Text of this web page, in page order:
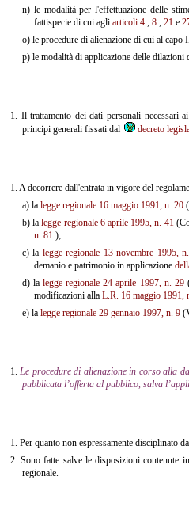
n) le modalità per l'effettuazione delle
fattispecie di cui agli articoli 4 , 8 , 21 e
o) le procedure di alienazione di cui al
p) le modalità di applicazione delle dilazioni
1. Il trattamento dei dati personali necessari
principi generali fissati dal
decreto
1. A decorrere dall'entrata in vigore del
a) la legge regionale 16 maggio 1991, n. 20
b) lalegge regionale 6 aprile 1995, n. 41
n. 81 );
c) la legge regionale 13 novembre 1995,
demanio e patrimonio in applicazione
d) lalegge regionale 24 aprile 1997, n. 29
modificazioni alla L.R. 16 maggio 1991,
e) la legge regionale 29 gennaio 1997, n. 9
1.Le procedure di alienazione in corso alla
pubblicata l’offerta al pubblico, salva
1. Per quanto non espressamente disciplinato
2.Sono fatte salve le disposizioni contenute
regionale.